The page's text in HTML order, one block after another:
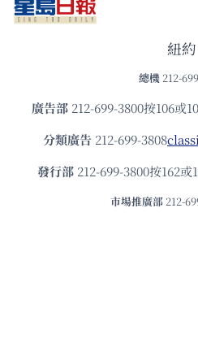
紐約
總機 212-
廣告部212-699-3800按106或
分類廣告 212-699-3808
發⾏部 212-699-3800按162或
市場推廣部 212-